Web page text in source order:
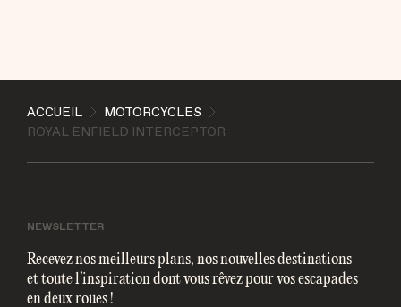
ENVOYER
J'accepte que les informations soient traitées
mail
ACCUEIL
MOTORCYCLES
ROYAL ENFIELD INTERCEPTOR
NEWSLETTER
Recevez nos meilleurs plans, nos nouvelles destinations
et toute l’inspiration dont vous rêvez pour vos escapades
en deux roues !